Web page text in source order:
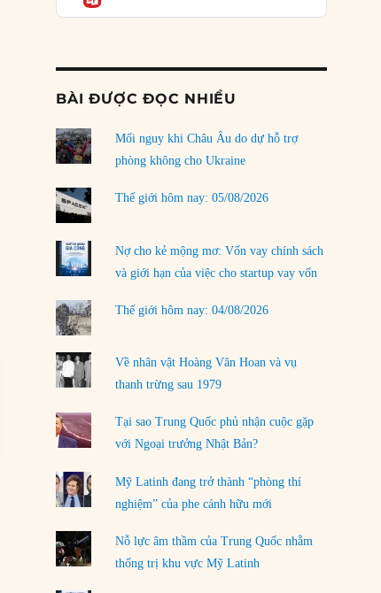
02/08/2026
01/08/2026
Chiến lược kế tiếp của Bắc Kinh ở Biển Đông
Trật tự thế giới mới: Các nước nhỏ sẽ luôn
30/07/2026
tròn thân cận của mình
29/07/2026
Chiến dịch ‘siêu cường drone’ có giúp
Ukraine xoay chuyển cục diện chiến trường?
LOAD MORE
BÀI ĐƯỢC ĐỌC NHIỀU
Mối nguy khi Châu Âu do dự hỗ trợ
phòng không cho Ukraine
Thế giới hôm nay: 05/08/2026
Nợ cho kẻ mộng mơ: Vốn vay chính sách
và giới hạn của việc cho startup vay vốn
Thế giới hôm nay: 04/08/2026
Về nhân vật Hoàng Văn Hoan và vụ
thanh trừng sau 1979
Tại sao Trung Quốc phủ nhận cuộc gặp
với Ngoại trưởng Nhật Bản?
Mỹ Latinh đang trở thành “phòng thí
nghiệm” của phe cánh hữu mới
Nỗ lực âm thầm của Trung Quốc nhằm
thống trị khu vực Mỹ Latinh